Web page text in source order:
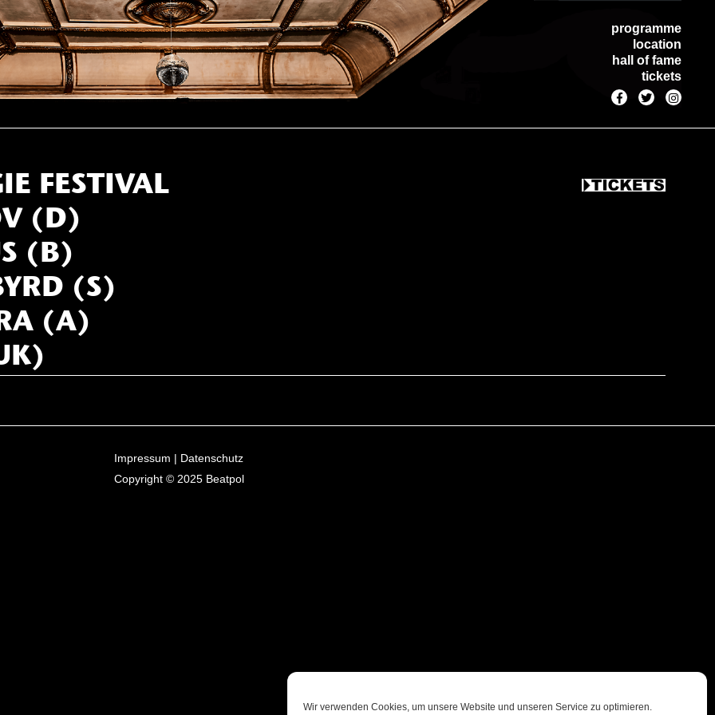
Wir verwenden Cookies, um unsere Website und unseren Service zu optimieren.
programme
location
hall of fame
tickets
FESTIVAL
(D)
(B)
(S)
(A)
Impressum | Datenschutz
Copyright © 2025 Beatpol